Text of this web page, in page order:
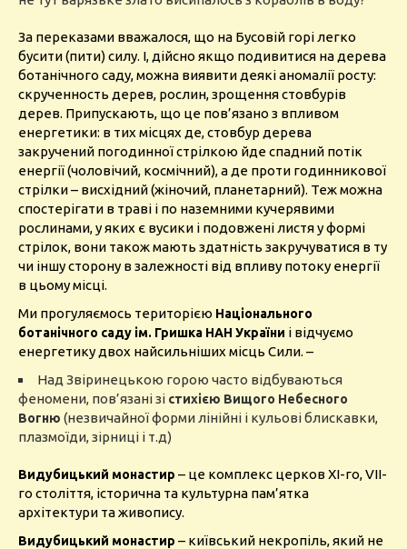
За переказами вважалося, що на Бусовій горі легко
бусити (пити) силу. І, дійсно якщо подивитися на дерева
ботанічного саду, можна виявити деякі аномалії росту:
скрученность дерев, рослин, зрощення стовбурів
дерев. Припускають, що це пов’язано з впливом
енергетики: в тих місцях де, стовбур дерева
закручений погодинної стрілкою йде спадний потік
енергії (чоловічий, космічний), а де проти годинникової
стрілки – висхідний (жіночий, планетарний). Теж можна
спостерігати в траві і по наземними кучерявими
рослинами, у яких є вусики і подовжені листя у формі
стрілок, вони також мають здатність закручуватися в ту
чи іншу сторону в залежності від впливу потоку енергії
в цьому місці.
Ми прогуляємось територією Національного
ботанічного саду ім. Гришка НАН України і відчуємо
енергетику двох найсильніших місць Сили. –
Над Звіринецькою горою часто відбуваються
феномени, пов’язані зі стихією Вищого Небесного
Вогню (незвичайної форми лінійні і кульові блискавки,
плазмоїди, зірниці і т.д)
Видубицький монастир – це комплекс церков ХІ-го, VII-
го століття, історична та культурна пам’ятка
архітектури та живопису.
Видубицький монастир – київський некропіль, який не